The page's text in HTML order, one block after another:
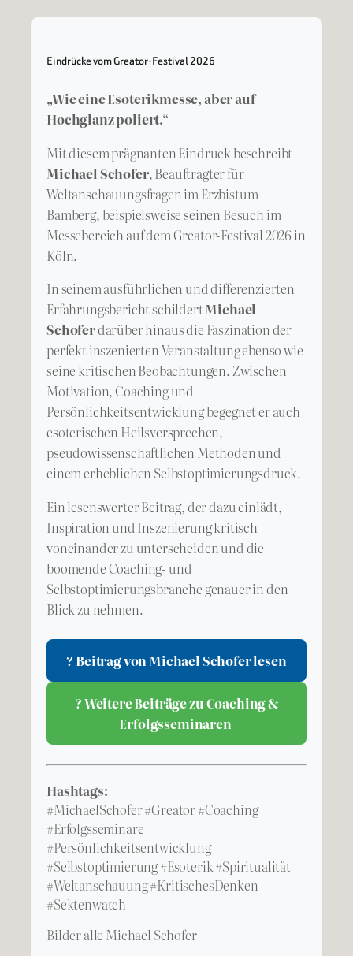
Eindrücke vom Greator-Festival 2026
„Wie eine Esoterikmesse, aber auf
Hochglanz poliert.“
Mit diesem prägnanten Eindruck beschreibt
Michael Schofer, Beauftragter für
Weltanschauungsfragen im Erzbistum
Bamberg, beispielsweise seinen Besuch im
Messebereich auf dem Greator-Festival 2026 in
Köln.
In seinem ausführlichen und differenzierten
Erfahrungsbericht schildertMichael
Schoferdarüber hinaus die Faszination der
perfekt inszenierten Veranstaltung ebenso wie
seine kritischen Beobachtungen. Zwischen
Motivation, Coaching und
Persönlichkeitsentwicklung begegnet er auch
esoterischen Heilsversprechen,
pseudowissenschaftlichen Methoden und
einem erheblichen Selbstoptimierungsdruck.
Ein lesenswerter Beitrag, der dazu einlädt,
Inspiration und Inszenierung kritisch
voneinander zu unterscheiden und die
boomende Coaching- und
Selbstoptimierungsbranche genauer in den
Blick zu nehmen.
? Beitrag von Michael Schofer lesen
? Weitere Beiträge zu Coaching &
Erfolgsseminaren
Hashtags:
#MichaelSchofer #Greator #Coaching
#Erfolgsseminare
#Persönlichkeitsentwicklung
#Selbstoptimierung #Esoterik #Spiritualität
#Weltanschauung #KritischesDenken
#Sektenwatch
Bilder alle Michael Schofer